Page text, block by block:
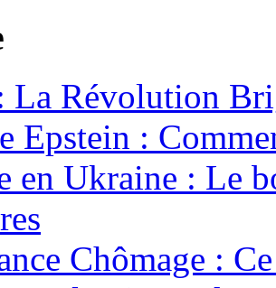
La Révolution
Epstein :
en Ukraine : Le
Chômage :